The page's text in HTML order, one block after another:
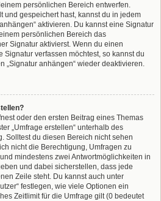
persönlichen Bereich entwerfen.
und gespeichert hast, kannst du in jedem
aktivieren. Du kannst eine Signatur
persönlichen Bereich das
Signatur aktivierst. Wenn du einen
verfassen möchtest, so kannst du
„Signatur anhängen“ wieder deaktivieren.
oder den ersten Beitrag eines Themas
„Umfrage erstellen“ unterhalb des
Solltest du diesen Bereich nicht sehen
nicht die Berechtigung, Umfragen zu
mindestens zwei Antwortmöglichkeiten in
und dabei sicherstellen, dass jede
Zeile steht. Du kannst auch unter
festlegen, wie viele Optionen ein
Zeitlimit für die Umfrage gilt (0 bedeutet